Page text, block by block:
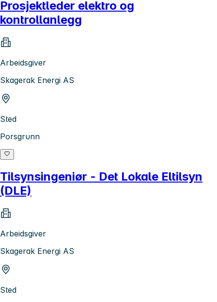
Prosjektleder elektro og
kontrollanlegg
Arbeidsgiver
Skagerak Energi AS
Sted
Porsgrunn
Tilsynsingeniør - Det Lokale Eltilsyn
(DLE)
Arbeidsgiver
Skagerak Energi AS
Sted